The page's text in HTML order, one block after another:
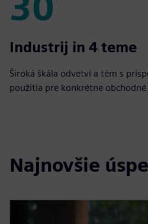
30
Industrij in 4 teme
Široká škála odvetví a tém s
použitia pre konkrétne
Najnovšie